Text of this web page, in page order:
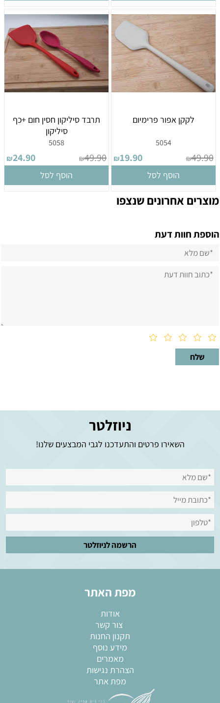
לקקן אפור פרימיום
5054
₪49.90
₪19.90
הוסף לסל
תרבד סיליקון חסין חום +כף
סיליקון
5058
₪49.90
₪24.90
הוסף לסל
מוצרים אחרונים שנצפו
הוספת חוות דעת
ניוזלטר
השאירו פרטים והתעדכנו לגבי המבצעים שלנו!
מפת האתר
אודות
צור קשר
תקנון החנות
מידע נוסף
מאמרים
הצהרת נגישות
מפת אתר